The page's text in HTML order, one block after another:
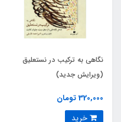
نگاهی به ترکیب در نستعلیق
(ویرایش جدید)
320,000 تومان